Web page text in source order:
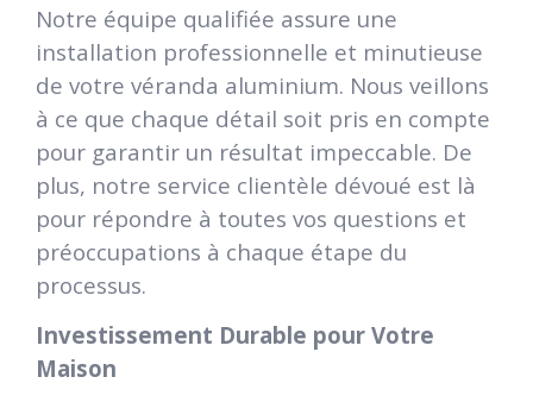
Notre équipe qualifiée assure une
installation professionnelle et minutieuse
de votre véranda aluminium. Nous veillons
à ce que chaque détail soit pris en compte
pour garantir un résultat impeccable. De
plus, notre service clientèle dévoué est là
pour répondre à toutes vos questions et
préoccupations à chaque étape du
processus.
Investissement Durable pour Votre
Maison